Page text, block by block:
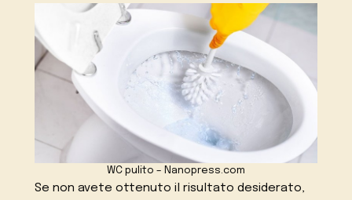
WC pulito – Nanopress.com
Se non avete ottenuto il risultato desiderato,